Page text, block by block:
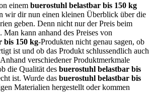
einem buerostuhl belastbar bis 150 kg
wir dir nun einen kleinen Überblick über die
geben. Denn nicht nur der Preis beim
Man kann anhand des Preises von
bis 150 kg-Produkten nicht genau sagen, ob
ist und ob das Produkt schlussendlich auch
Anhand verschiedener Produktmerkmale
die Qualität des buerostuhl belastbar bis
ist. Wurde das buerostuhl belastbar bis
Materialien hergestellt oder kommen